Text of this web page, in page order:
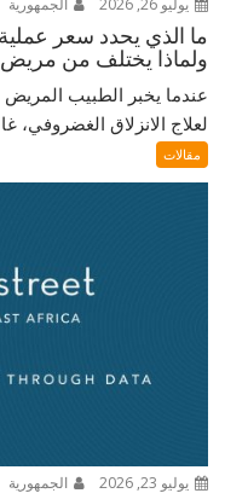
يوليو 26, 2026 الجمهورية
ما الذي يحدد سعر
ولماذا يختلف من مريض
عندما يخبر الطبيب المريض
لعلاج الانزلاق الغضروفي،
مقالات
يوليو 23, 2026 الجمهورية